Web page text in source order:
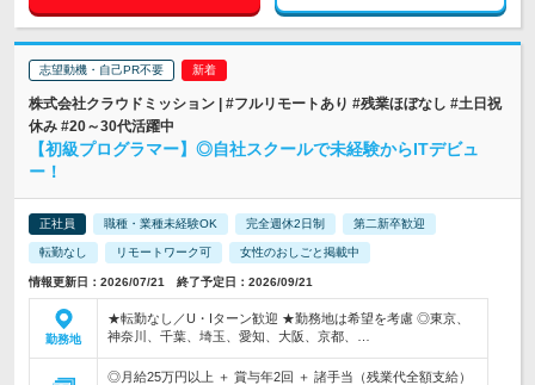
志望動機・自己PR不要
株式会社クラウドミッション | #フルリモートあり #残業ほぼなし #土日祝
休み #20～30代活躍中
【初級プログラマー】◎自社スクールで未経験からITデビュ
ー！
正社員 職種・業種未経験OK 完全週休2日制 第二新卒歓迎
転勤なし リモートワーク可 女性のおしごと掲載中
情報更新日：2026/07/21 終了予定日：2026/09/21
勤務地
★転勤なし／U・Iターン歓迎 ★勤務地は希望を考慮 ◎東京、
神奈川、千葉、埼玉、愛知、大阪、京都、…
◎月給25万円以上 ＋ 賞与年2回 ＋ 諸手当（残業代全額支給）